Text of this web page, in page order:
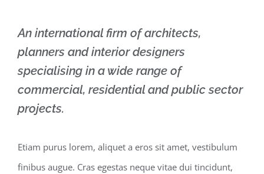
An international firm of architects,
planners and interior designers
specialising in a wide range of
commercial, residential and public sector
projects.
Etiam purus lorem, aliquet a eros sit amet, vestibulum
finibus augue. Cras egestas neque vitae dui tincidunt,